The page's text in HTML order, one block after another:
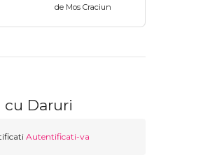
de Mos Craciun
cu Daruri
Autentificati-va